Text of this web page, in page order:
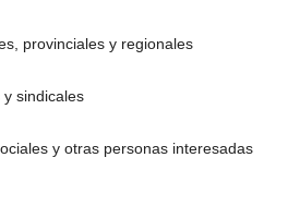
provinciales y regionales
sindicales
y otras personas interesadas